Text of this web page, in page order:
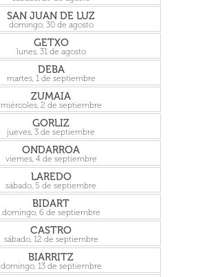
SAN JUAN DE LUZ
domingo, 30 de agosto
GETXO
lunes, 31 de agosto
DEBA
martes, 1 de septiembre
ZUMAIA
miércoles, 2 de septiembre
GORLIZ
jueves, 3 de septiembre
ONDARROA
viernes, 4 de septiembre
LAREDO
sábado, 5 de septiembre
BIDART
domingo, 6 de septiembre
CASTRO
sábado, 12 de septiembre
BIARRITZ
domingo, 13 de septiembre